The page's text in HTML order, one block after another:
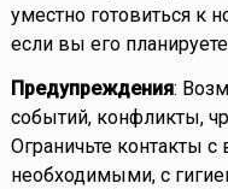
уместно готовиться к
если вы его
Предупреждения:
событий, конфликты,
Ограничьте контакты
необходимыми, с